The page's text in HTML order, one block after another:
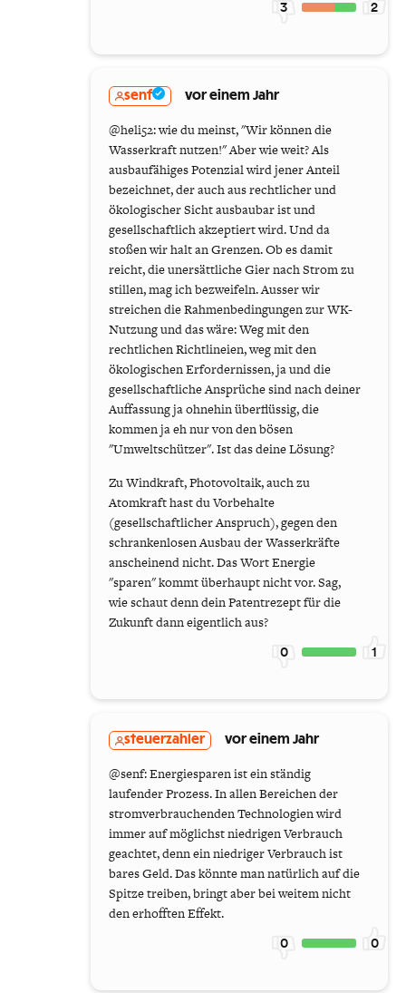
3 2
senf vor einem Jahr
@heli52: wie du meinst, "Wir können die
Wasserkraft nutzen!" Aber wie weit? Als
ausbaufähiges Potenzial wird jener Anteil
bezeichnet, der auch aus rechtlicher und
ökologischer Sicht ausbaubar ist und
gesellschaftlich akzeptiert wird. Und da
stoßen wir halt an Grenzen. Ob es damit
reicht, die unersättliche Gier nach Strom zu
stillen, mag ich bezweifeln. Ausser wir
streichen die Rahmenbedingungen zur WK-
Nutzung und das wäre: Weg mit den
rechtlichen Richtlineien, weg mit den
ökologischen Erfordernissen, ja und die
gesellschaftliche Ansprüche sind nach deiner
Auffassung ja ohnehin überflüssig, die
kommen ja eh nur von den bösen
"Umweltschützer". Ist das deine Lösung?
Zu Windkraft, Photovoltaik, auch zu
Atomkraft hast du Vorbehalte
(gesellschaftlicher Anspruch), gegen den
schrankenlosen Ausbau der Wasserkräfte
anscheinend nicht. Das Wort Energie
"sparen" kommt überhaupt nicht vor. Sag,
wie schaut denn dein Patentrezept für die
Zukunft dann eigentlich aus?
0 1
steuerzahler vor einem Jahr
@senf: Energiesparen ist ein ständig
laufender Prozess. In allen Bereichen der
stromverbrauchenden Technologien wird
immer auf möglichst niedrigen Verbrauch
geachtet, denn ein niedriger Verbrauch ist
bares Geld. Das könnte man natürlich auf die
Spitze treiben, bringt aber bei weitem nicht
den erhofften Effekt.
0 0